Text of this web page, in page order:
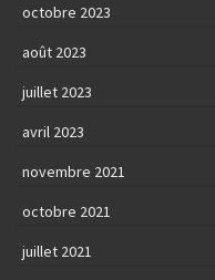
octobre 2023
août 2023
juillet 2023
avril 2023
novembre 2021
octobre 2021
juillet 2021